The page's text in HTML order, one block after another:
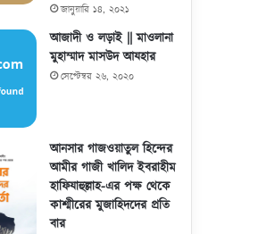
জানুয়ারি ১৪, ২০২১
আজাদী ও লড়াই || মাওলানা
মুহাম্মাদ মাসউদ আযহার
সেপ্টেম্বর ২৬, ২০২০
আনসার গাজওয়াতুল হিন্দের
আমীর গাজী খালিদ ইবরাহীম
হাফিযাহুল্লাহ-এর পক্ষ থেকে
কাশ্মীরের মুজাহিদদের প্রতি
বার